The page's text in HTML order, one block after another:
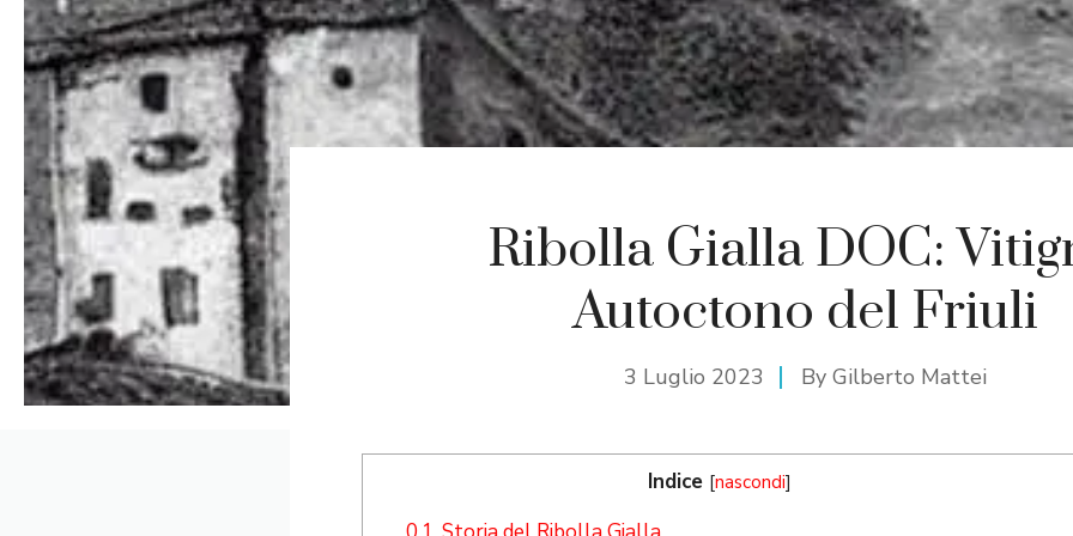
Ribolla Gialla DOC:
Autoctono del Friuli
3 Luglio 2023 By Gilberto Mattei
Indice [nascondi]